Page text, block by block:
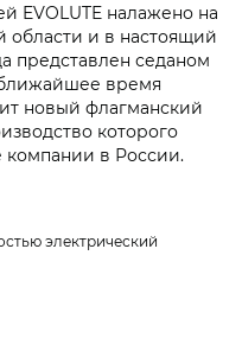
EVOLUTE налажено на
и в настоящий
представлен седаном
ближайшее время
новый флагманский
которого
компании в России.
электрический